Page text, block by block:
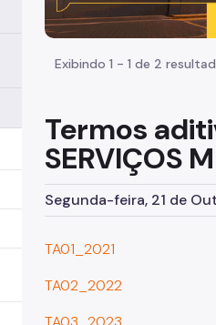
Exibindo 1 - 1 de 2
Termos
SERVIÇOS
Segunda-feira, 21 de
TA01_2021
TA02_2022